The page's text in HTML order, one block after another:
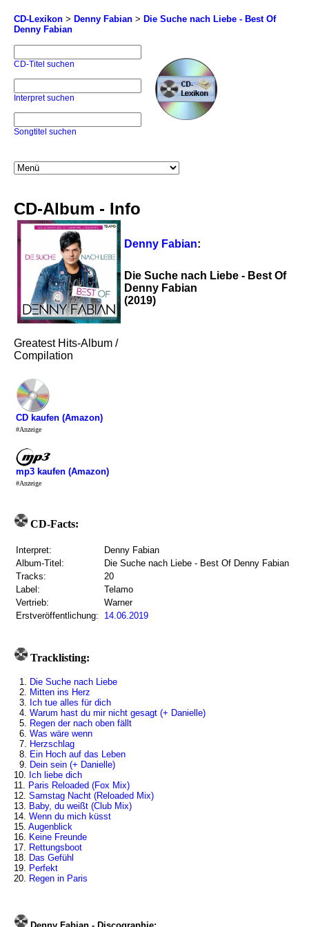
CD-Lexikon > Denny Fabian > Die Suche nach Liebe - Best Of
Denny Fabian
CD-Titel suchen
Interpret suchen
Songtitel suchen
CD-Album - Info
Denny Fabian:
Die Suche nach Liebe - Best Of
Denny Fabian
(2019)
Greatest Hits-Album /
Compilation
CD kaufen (Amazon)
#Anzeige
mp3 kaufen (Amazon)
#Anzeige
CD-Facts:
Interpret:
Denny Fabian
Album-Titel:
Die Suche nach Liebe - Best Of Denny Fabian
Tracks:
20
Label:
Telamo
Vertrieb:
Warner
Erstveröffentlichung:
14.06.2019
Tracklisting:
1. Die Suche nach Liebe
2. Mitten ins Herz
3. Ich tue alles für dich
4. Warum hast du mir nicht gesagt (+ Danielle)
5. Regen der nach oben fällt
6. Was wäre wenn
7. Herzschlag
8. Ein Hoch auf das Leben
9. Dein sein (+ Danielle)
10. Ich liebe dich
11. Paris Reloaded (Fox Mix)
12. Samstag Nacht (Reloaded Mix)
13. Baby, du weißt (Club Mix)
14. Wenn du mich küsst
15. Augenblick
16. Keine Freunde
17. Rettungsboot
18. Das Gefühl
19. Perfekt
20. Regen in Paris